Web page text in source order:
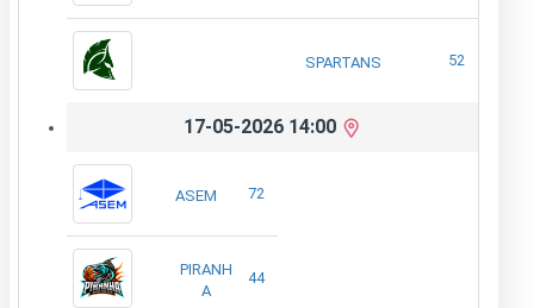
SPARTANS 52
17-05-2026 14:00
ASEM 72
PIRANH
A
44